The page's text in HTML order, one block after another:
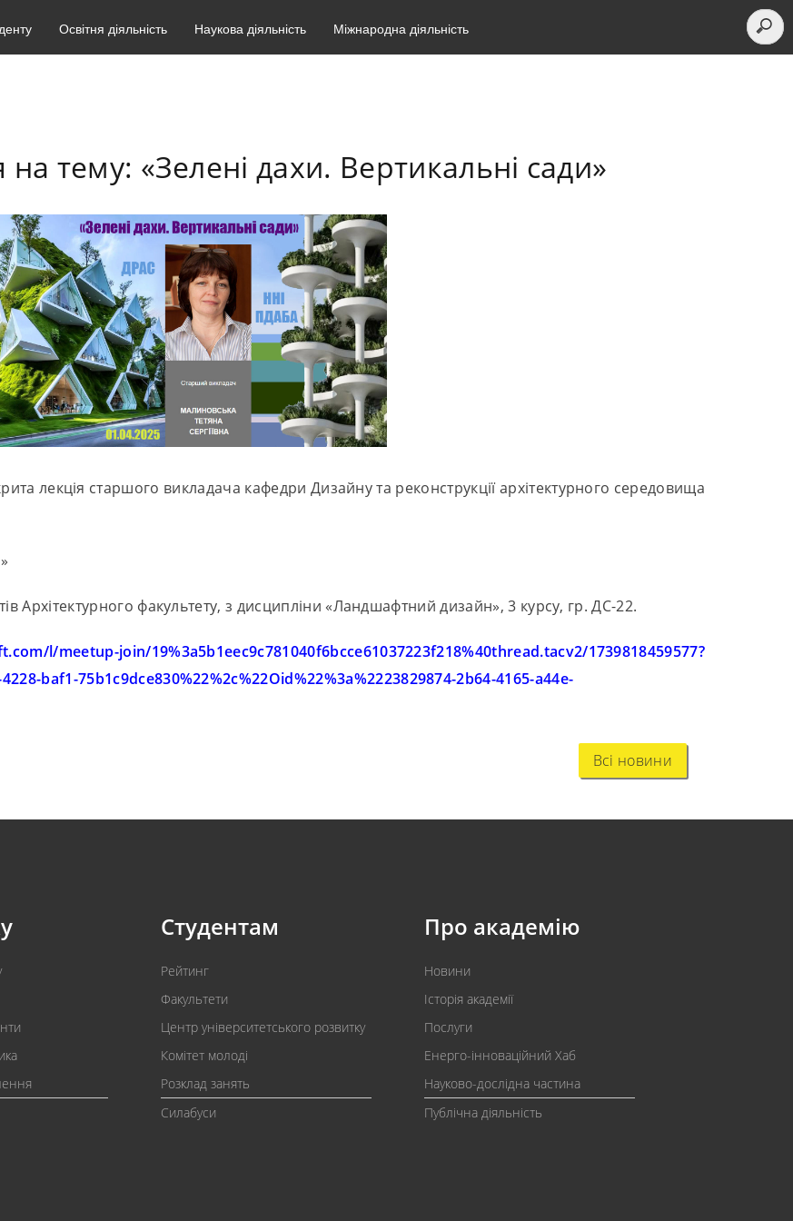
Освітня діяльність Наукова діяльність Міжнародна діяльність
на тему: «Зелені дахи. Вертикальні сади»
лекція старшого викладача кафедри Дизайну та реконструкції архітектурного середовища
Архітектурного факультету, з дисципліни «Ландшафтний дизайн», 3 курсу, гр. ДС-22.
l/meetup-join/19%3a5b1eec9c781040f6bcce61037223f218%40thread.tacv2/1739818459577?
baf1-75b1c9dce830%22%2c%22Oid%22%3a%2223829874-2b64-4165-a44e-
Всі новини
Студентам
Рейтинг
Факультети
Центр університетського розвитку
Комітет молоді
Розклад занять
Силабуси
Про академію
Новини
Історія академії
Послуги
Енерго-інноваційний Хаб
Науково-дослідна частина
Публічна діяльність